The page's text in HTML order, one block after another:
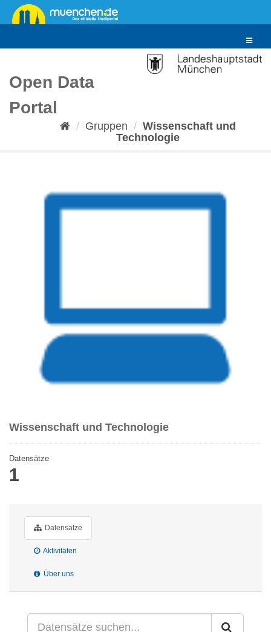
Überspringen
zum
Toggle
Open Data
Portal
Gruppen
Wissenschaft und
Technologie
Wissenschaft und Technologie
Datensätze
1
Datensätze
Aktivitäten
Über uns